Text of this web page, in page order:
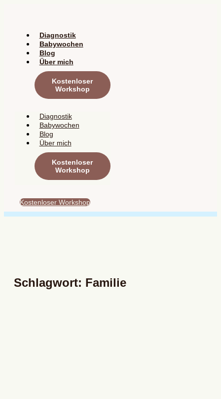
Diagnostik
Babywochen
Blog
Über mich
Kostenloser
Workshop
Diagnostik
Babywochen
Blog
Über mich
Kostenloser
Workshop
Kostenloser Workshop
Schlagwort: Familie